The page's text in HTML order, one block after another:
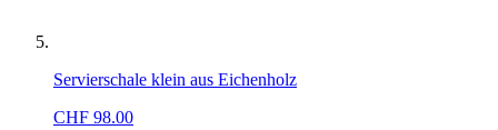
Servierschale klein aus Eichenholz
CHF 98.00